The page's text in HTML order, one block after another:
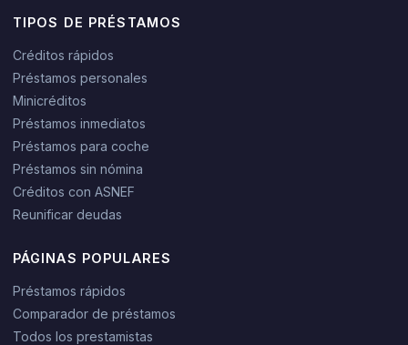
TIPOS DE PRÉSTAMOS
Créditos rápidos
Préstamos personales
Minicréditos
Préstamos inmediatos
Préstamos para coche
Préstamos sin nómina
Créditos con ASNEF
Reunificar deudas
PÁGINAS POPULARES
Préstamos rápidos
Comparador de préstamos
Todos los prestamistas